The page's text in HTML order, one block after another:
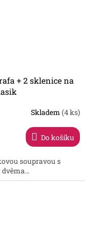
+ 2 sklenice na
Skladem(4 ks)
Do košíku
soupravou s